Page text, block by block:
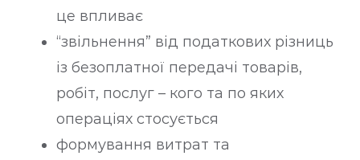
це впливає
“звільнення” від податкових різниць
із безоплатної передачі товарів,
робіт, послуг – кого та по яких
операціях стосується
формування витрат та